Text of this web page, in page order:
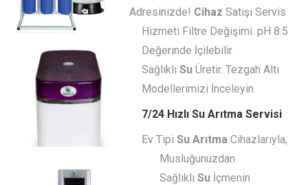
Adresinizde! Cihaz Satışı Servis
Hizmeti Filtre Değişimi. pH 8.5
Değerinde İçilebilir
Sağlıklı Su Üretir. Tezgah Altı
Modellerimizi İnceleyin.
7/24 Hızlı Su Arıtma Servisi
Ev Tipi Su Arıtma Cihazlarıyla,
Musluğunuzdan
Sağlıklı Su İçmenin